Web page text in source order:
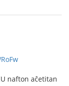
nafton aĉetitan